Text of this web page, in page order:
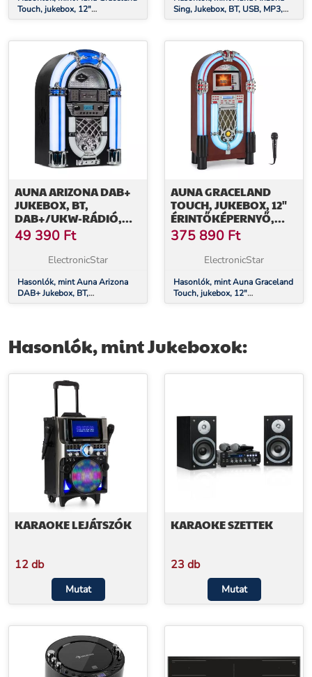
Touch, jukebox, 12"
érintőképernyős vezérlőpult,
Sing, Jukebox, BT, USB, MP3,
CD lejátszó, Vezetékes mikrofon
AUNA ARIZONA DAB+
JUKEBOX, BT,
DAB+/UKW-RÁDIÓ,
USB, SD, MP3, CD
LEJÁTSZÓ
49 390 Ft
ElectronicStar
Hasonlók, mint Auna Arizona
DAB+ Jukebox, BT,
DAB+/UKW-rádió, USB, SD,
AUNA GRACELAND
TOUCH, JUKEBOX, 12"
ÉRINTŐKÉPERNYŐ,
WLAN, CD, BT,
MIKROFON, FA
MEGJELENÉS
375 890 Ft
ElectronicStar
Hasonlók, mint Auna Graceland
Touch, jukebox, 12"
érintőképernyő, WLAN, CD, BT,
Hasonlók, mint Jukeboxok:
KARAOKE LEJÁTSZÓK
12 db
Mutat
KARAOKE SZETTEK
23 db
Mutat